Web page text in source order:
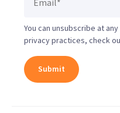
You can unsubscribe at
privacy practices, check